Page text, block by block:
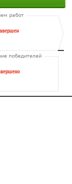
работ
победителей